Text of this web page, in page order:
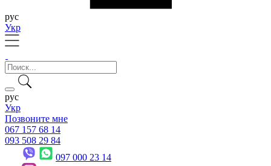
рус
Укр
рус
Укр
Позвоните мне
067 157 68 14
093 508 29 84
097 000 23 14